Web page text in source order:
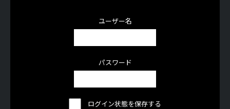
ユーザー名
パスワード
ログイン状態を保存する